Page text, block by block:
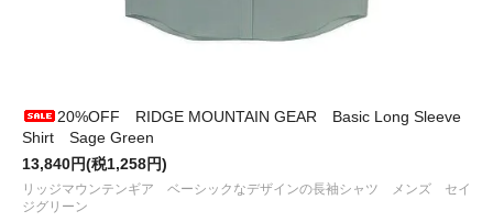
tempra
が入荷しました
tempra×CAMP HACKのOsanpo Knapsack 2
Side Increaseなど が入荷しました
●2026/ 4/18 RIDGE MOUNTAIN GEARからTravel Pouch
Plusなどが入荷しました
●2026/ 4/17迷迭香
などが入荷しました
●2026/ 4/16
20%OFF RIDGE MOUNTAIN GEAR Basic Long Sleeve
Shirt Sage Green
13,840円(税1,258円)
リッジマウンテンギア ベーシックなデザインの長袖シャツ メンズ セイ
ジグリーン